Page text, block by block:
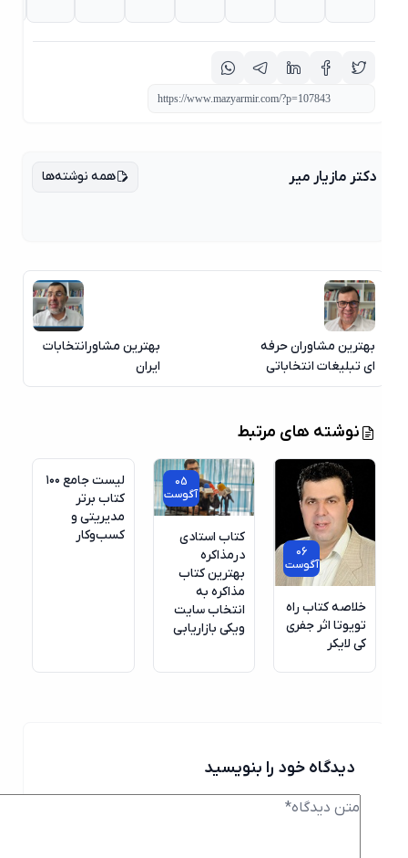
دکتر مازیار میر همه نوشته‌ها
بهترین مشاوران حرفه
ای تبلیغات انتخاباتی
بهترین مشاورانتخابات
نوشته های مرتبط
06
آگوست
خلاصه کتاب راه
تویوتا اثر جفری
کی لایکر
05
آگوست
کتاب استادی
درمذاکره
بهترین کتاب
مذاکره به
انتخاب سایت
ویکی بازاریابی
لیست جامع ۱۰۰
کتاب برتر
مدیریتی و
کسب‌وکار
دیدگاه خود را بنویسید